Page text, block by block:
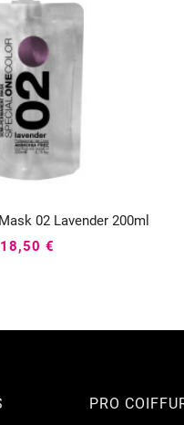
02 Lavender 200ml
18,50 €
PRO